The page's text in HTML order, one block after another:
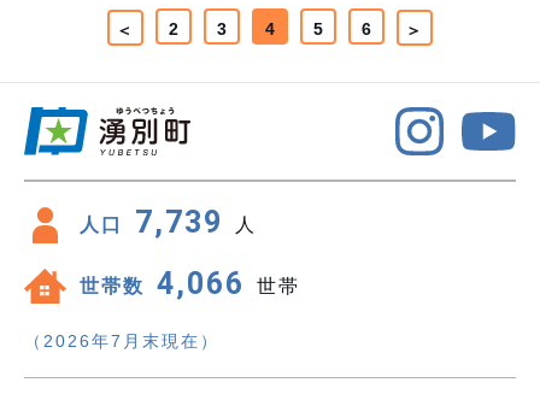
＜ 2 3 4 5 6 ＞
人口 7,739 人
世帯数 4,066 世帯
（2026年7月末現在）